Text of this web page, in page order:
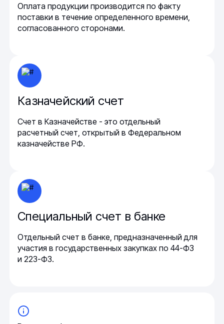
Оплата продукции производится по факту
поставки в течение определенного времени,
согласованного сторонами.
Казначейский счет
Счет в Казначействе - это отдельный
расчетный счет, открытый в Федеральном
казначействе РФ.
Специальный счет в банке
Отдельный счет в банке, предназначенный для
участия в государственных закупках по 44-ФЗ
и 223-ФЗ.